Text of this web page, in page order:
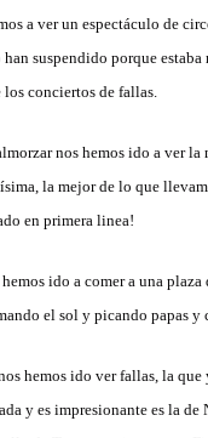
a ver un espectáculo de
suspendido porque estaba
los conciertos de fallas.
nos hemos ido a ver la
la mejor de lo que
en primera linea!
ido a comer a una plaza
el sol y picando papas y
hemos ido ver fallas, la que
y es impresionante es la de